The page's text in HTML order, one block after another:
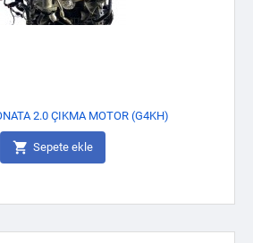
2.0 ÇIKMA MOTOR (G4KH)
 Sepete ekle